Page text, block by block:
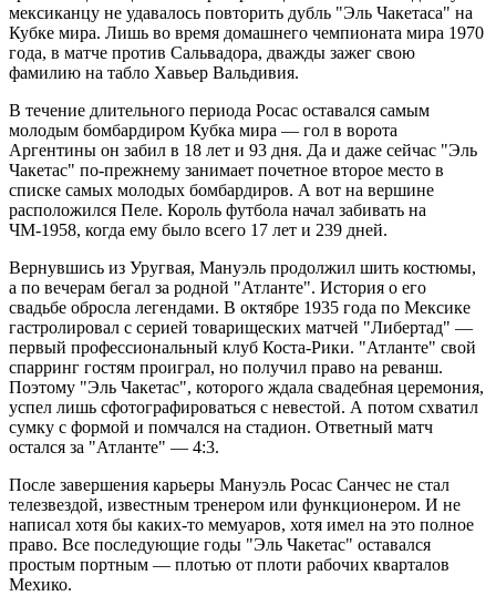
мексиканцу не удавалось повторить дубль "Эль Чакетаса" на
Кубке мира. Лишь во время домашнего чемпионата мира 1970
года, в матче против Сальвадора, дважды зажег свою
фамилию на табло Хавьер Вальдивия.
В течение длительного периода Росас оставался самым
молодым бомбардиром Кубка мира — гол в ворота
Аргентины он забил в 18 лет и 93 дня. Да и даже сейчас "Эль
Чакетас" по-прежнему занимает почетное второе место в
списке самых молодых бомбардиров. А вот на вершине
расположился Пеле. Король футбола начал забивать на
ЧМ-1958, когда ему было всего 17 лет и 239 дней.
Вернувшись из Уругвая, Мануэль продолжил шить костюмы,
а по вечерам бегал за родной "Атланте". История о его
свадьбе обросла легендами. В октябре 1935 года по Мексике
гастролировал с серией товарищеских матчей "Либертад" —
первый профессиональный клуб Коста-Рики. "Атланте" свой
спарринг гостям проиграл, но получил право на реванш.
Поэтому "Эль Чакетас", которого ждала свадебная церемония,
успел лишь сфотографироваться с невестой. А потом схватил
сумку с формой и помчался на стадион. Ответный матч
остался за "Атланте" — 4:3.
После завершения карьеры Мануэль Росас Санчес не стал
телезвездой, известным тренером или функционером. И не
написал хотя бы каких-то мемуаров, хотя имел на это полное
право. Все последующие годы "Эль Чакетас" оставался
простым портным — плотью от плоти рабочих кварталов
Мехико.